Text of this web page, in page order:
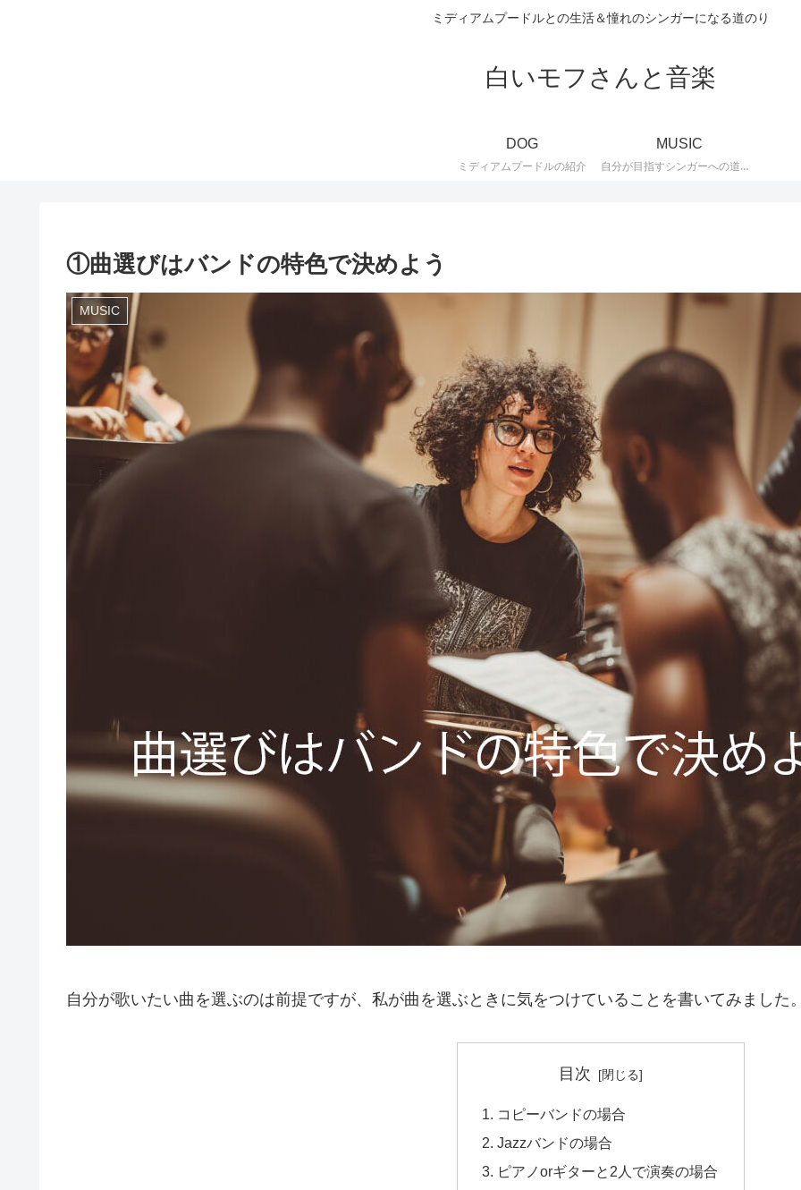
ミディアムプードルとの生活＆憧れのシンガーになる道のり
白いモフさんと音楽
DOG
ミディアムプードルの紹介
MUSIC
自分が目指すシンガーへの道のりの紹介。大好きなJAZZ、歌謡曲の紹介。
①曲選びはバンドの特色で決めよう
MUSIC
自分が歌いたい曲を選ぶのは前提ですが、私が曲を選ぶときに気をつけていることを書いてみました
目次
コピーバンドの場合
Jazzバンドの場合
ピアノorギターと2人で演奏の場合